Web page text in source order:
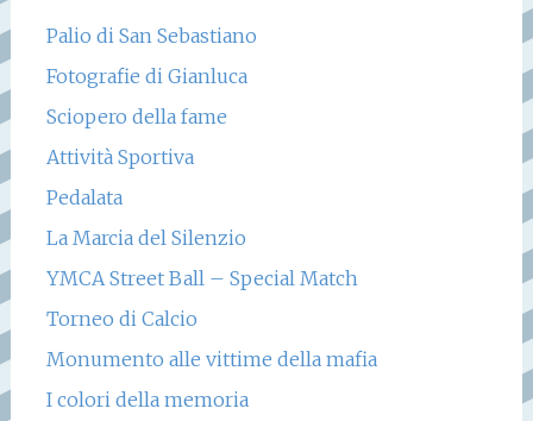
Palio di San Sebastiano
Fotografie di Gianluca
Sciopero della fame
Attività Sportiva
Pedalata
La Marcia del Silenzio
YMCA Street Ball – Special Match
Torneo di Calcio
Monumento alle vittime della mafia
I colori della memoria